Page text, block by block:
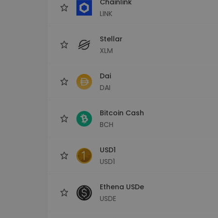
LINK
Stellar
XLM
Dai
DAI
Bitcoin Cash
BCH
USD1
USD1
Ethena USDe
USDE